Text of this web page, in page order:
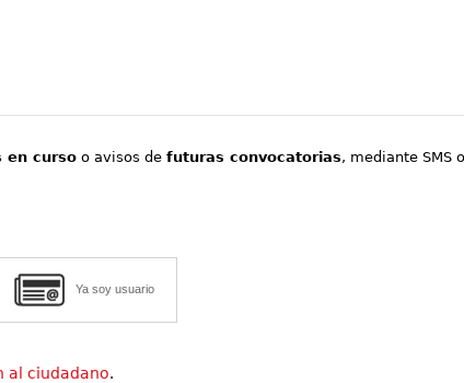
en curso o avisos defuturas convocatorias, mediante SMS
Ya soy usuario
al ciudadano.